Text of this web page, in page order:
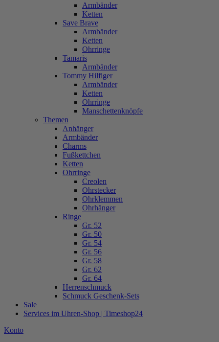
Armbänder
Ketten
Save Brave
Armbänder
Ketten
Ohrringe
Tamaris
Armbänder
Tommy Hilfiger
Armbänder
Ketten
Ohrringe
Manschettenknöpfe
Themen
Anhänger
Armbänder
Charms
Fußkettchen
Ketten
Ohrringe
Creolen
Ohrstecker
Ohrklemmen
Ohrhänger
Ringe
Gr. 52
Gr. 50
Gr. 54
Gr. 56
Gr. 58
Gr. 62
Gr. 64
Herrenschmuck
Schmuck Geschenk-Sets
Sale
Services im Uhren-Shop | Timeshop24
Konto